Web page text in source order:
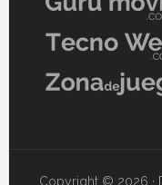
Copyright © 2026 ·